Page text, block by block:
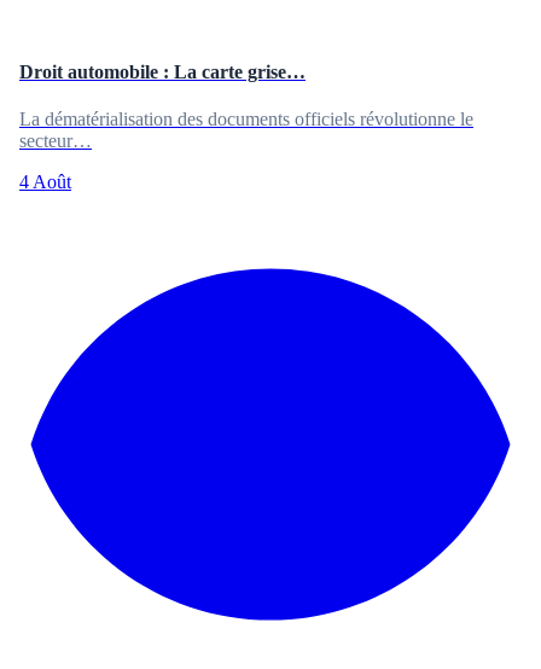
Droit automobile : La carte grise…
La dématérialisation des documents officiels révolutionne le
secteur…
4 Août